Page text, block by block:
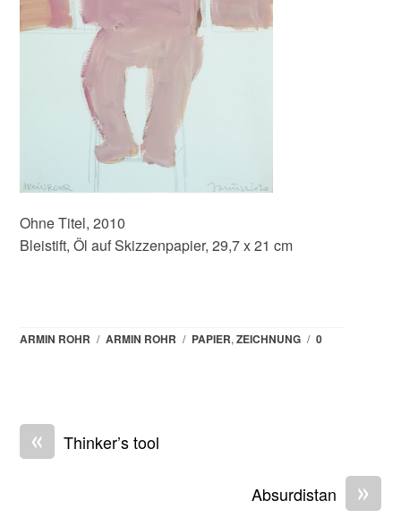
Ohne Titel, 2010
Bleistift, Öl auf Skizzenpapier, 29,7 x 21 cm
ARMIN ROHR / ARMIN ROHR / PAPIER,ZEICHNUNG / 0
« Thinker’s tool
»
Absurdistan